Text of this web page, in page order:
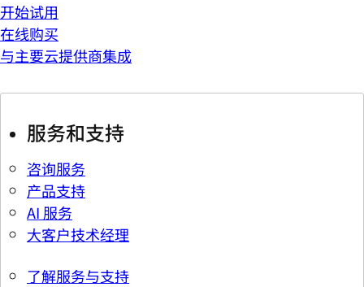
开始试用
在线购买
与主要云提供商集成
服务和支持
咨询服务
产品支持
AI 服务
大客户技术经理
了解服务与支持